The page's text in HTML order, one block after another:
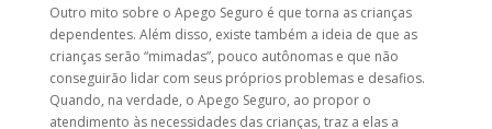
Outro mito sobre o Apego Seguro é que torna as crianças
dependentes. Além disso, existe também a ideia de que as
crianças serão “mimadas”, pouco autônomas e que não
conseguirão lidar com seus próprios problemas e desafios.
Quando, na verdade, o Apego Seguro, ao propor o
atendimento às necessidades das crianças, traz a elas a